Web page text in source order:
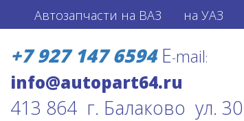
Автозапчасти на ВАЗ на УАЗ
+7 927 147 6594 E-mail:
413 864 г. Балаково ул.